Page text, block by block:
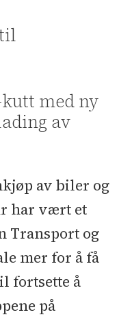
med ny
av
av biler og
har vært et
Transport og
mer for å få
fortsette å
på